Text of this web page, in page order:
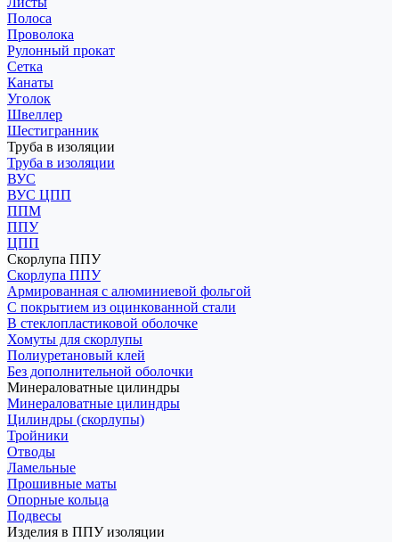
Полоса
Проволока
Рулонный прокат
Сетка
Канаты
Уголок
Швеллер
Шестигранник
Труба в изоляции
Труба в изоляции
ВУС
ВУС ЦПП
ППМ
ППУ
ЦПП
Скорлупа ППУ
Скорлупа ППУ
Армированная с алюминиевой фольгой
С покрытием из оцинкованной стали
В стеклопластиковой оболочке
Хомуты для скорлупы
Полиуретановый клей
Без дополнительной оболочки
Минераловатные цилиндры
Минераловатные цилиндры
Цилиндры (скорлупы)
Тройники
Отводы
Ламельные
Прошивные маты
Опорные кольца
Подвесы
Изделия в ППУ изоляции